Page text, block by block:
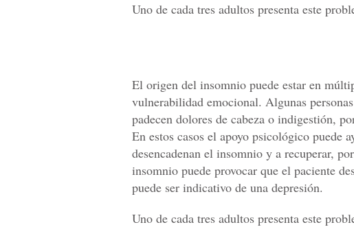
Uno de cada tres adultos presenta este
El origen del insomnio puede estar en
vulnerabilidad emocional. Algunas
padecen dolores de cabeza o indigestión,
En estos casos el apoyo psicológico puede
desencadenan el insomnio y a recuperar,
insomnio puede provocar que el paciente
puede ser indicativo de una depresión.
Uno de cada tres adultos presenta este